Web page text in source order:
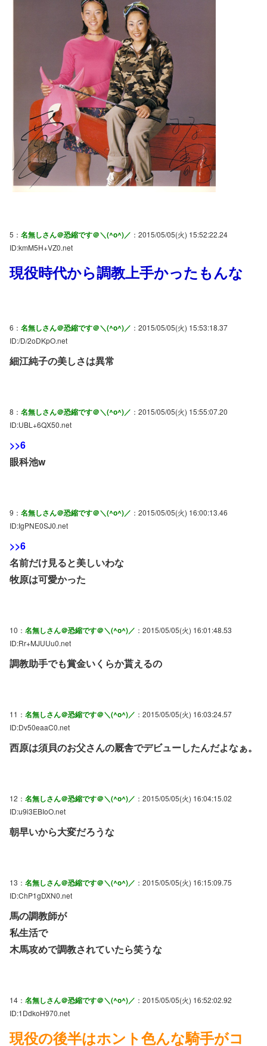
5： 名無しさん＠恐縮です＠＼(^o^)／ ：2015/05/05(火) 15:52:22.24
ID:kmM5H+VZ0.net
現役時代から調教上手かったもんな
6： 名無しさん＠恐縮です＠＼(^o^)／ ：2015/05/05(火) 15:53:18.37
ID:/D/2oDKpO.net
細江純子の美しさは異常
8： 名無しさん＠恐縮です＠＼(^o^)／ ：2015/05/05(火) 15:55:07.20
ID:UBL+6QX50.net
>>6
眼科池w
9： 名無しさん＠恐縮です＠＼(^o^)／ ：2015/05/05(火) 16:00:13.46
ID:IgPNE0SJ0.net
>>6
名前だけ見ると美しいわな
牧原は可愛かった
10： 名無しさん＠恐縮です＠＼(^o^)／ ：2015/05/05(火) 16:01:48.53
ID:Rr+MJUUu0.net
調教助手でも賞金いくらか貰えるの
11： 名無しさん＠恐縮です＠＼(^o^)／ ：2015/05/05(火) 16:03:24.57
ID:Dv50eaaC0.net
西原は須貝のお父さんの厩舎でデビューしたんだよなぁ。
12： 名無しさん＠恐縮です＠＼(^o^)／ ：2015/05/05(火) 16:04:15.02
ID:u9i3EBIoO.net
朝早いから大変だろうな
13： 名無しさん＠恐縮です＠＼(^o^)／ ：2015/05/05(火) 16:15:09.75
ID:ChP1gDXN0.net
馬の調教師が
私生活で
木馬攻めで調教されていたら笑うな
14： 名無しさん＠恐縮です＠＼(^o^)／ ：2015/05/05(火) 16:52:02.92
ID:1DdkoH970.net
現役の後半はホント色んな騎手がコ